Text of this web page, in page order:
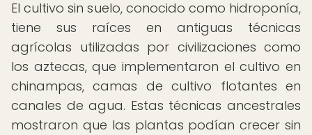
El cultivo sin suelo, conocido como hidroponía,
tiene sus raíces en antiguas técnicas
agrícolas utilizadas por civilizaciones como
los aztecas, que implementaron el cultivo en
chinampas, camas de cultivo flotantes en
canales de agua. Estas técnicas ancestrales
mostraron que las plantas podían crecer sin